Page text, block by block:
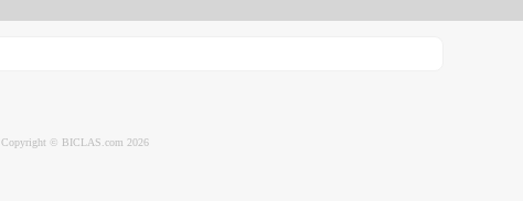
Copyright © BICLAS.com 2026